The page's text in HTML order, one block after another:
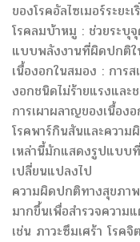
ของโรคอัลไซเมอร์ระยะ
โรคลมบ้าหมู : ช่วยระบุ
แบบพลังงานที่ผิดปกติใ
เนื้องอกในสมอง : การ
งอกชนิดไม่ร้ายแรงและ
การเผาผลาญของเนื้อง
โรคพาร์กินสันและความ
เหล่านี้มักแสดงรูปแบบ
เปลี่ยนแปลงไป
ความผิดปกติทางสุขภา
มากขึ้นเพื่อสำรวจความ
เช่น ภาวะซึมเศร้า โรค